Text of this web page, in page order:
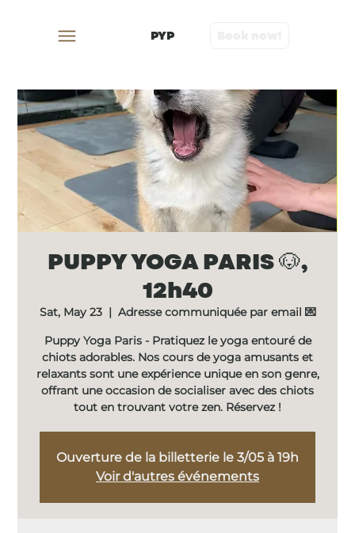
PYP
PUPPY YOGA PARIS 🐶,
12h40
Sat, May 23
  |
Adresse communiquée par email 💌
Puppy Yoga Paris - Pratiquez le yoga entouré de
chiots adorables. Nos cours de yoga amusants et
relaxants sont une expérience unique en son genre,
offrant une occasion de socialiser avec des chiots
tout en trouvant votre zen. Réservez !
Ouverture de la billetterie le 3/05 à 19h
Voir d'autres événements